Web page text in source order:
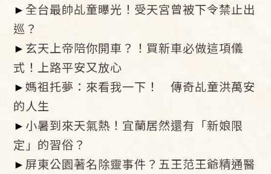
► 全台最帥乩童曝光！受天宮曾被下令禁止出
巡？
► 玄天上帝陪你開車？！買新車必做這項儀
式！上路平安又放心
►媽祖托夢：來看我一下！ 傳奇乩童洪萬安
的人生
► 小暑到來天氣熱！宜蘭居然還有「新娘限
定」的習俗？
► 屏東公園著名除靈事件？五王范王爺精通醫